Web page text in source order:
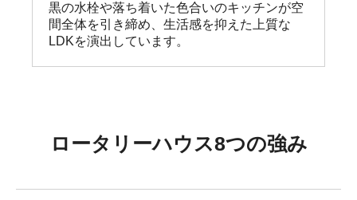
黒の水栓や落ち着いた色合いのキッチンが空
間全体を引き締め、生活感を抑えた上質な
LDKを演出しています。
ロータリーハウス8つの強み